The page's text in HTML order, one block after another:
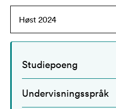
Studiepoeng
Undervisningsspråk